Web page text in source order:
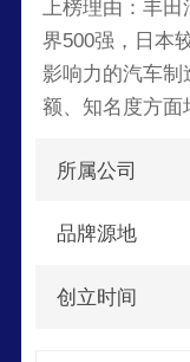
上榜理由：丰
界500强，日本
影响力的汽车制
额、知名度方面
所属公司
品牌源地
创立时间